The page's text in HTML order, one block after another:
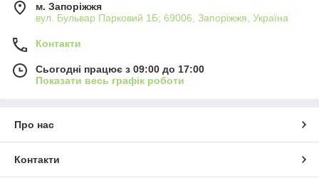
м. Запоріжжя
вул. Бульвар Парковий 1Б; 69006, Запоріжжя, Україна
Контакти
Сьогодні працює з 09:00 до 17:00
Показати весь графік роботи
Про нас
Контакти